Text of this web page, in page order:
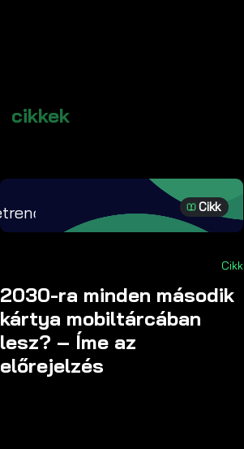
cikkek
Cikk
Cikk
2030-ra minden második
kártya mobiltárcában
lesz? – Íme az
előrejelzés